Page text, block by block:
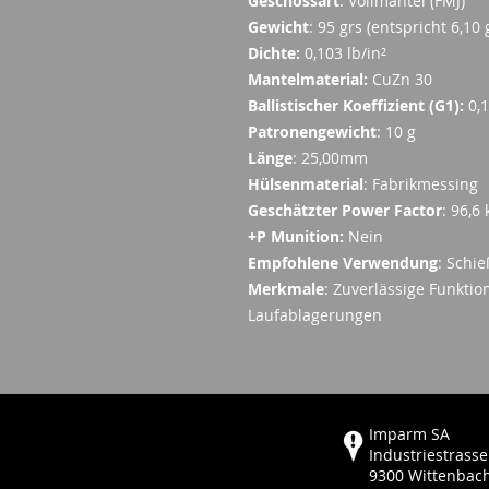
Gewicht: 95 grs (entspricht 6,10
Dichte: 0,103 lb/in²
Mantelmaterial: CuZn 30
Ballistischer Koeffizient (G1):
Patronengewicht: 10 g
Länge: 25,00mm
Hülsenmaterial: Fabrikmessing
Geschätzter Power Factor: 96,6
+P Munition: Nein
Empfohlene Verwendung:
Merkmale: Zuverlässige
Laufablagerungen
Imparm SA
9300